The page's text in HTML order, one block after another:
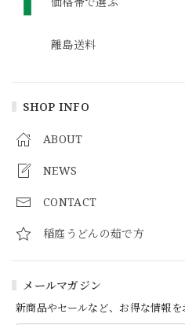
離島送料
SHOP INFO
ABOUT
NEWS
CONTACT
稲庭うどんの茹で方
メールマガジン
新商品やセールなど、お得な情報を